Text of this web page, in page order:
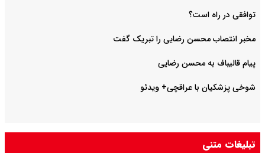
توافقی در راه است؟
مخبر انتصاب محسن رضایی را تبریک گفت
پیام قالیباف به محسن رضایی
شوخی پزشکیان با عراقچی+ ویدئو
تبلیغات متنی